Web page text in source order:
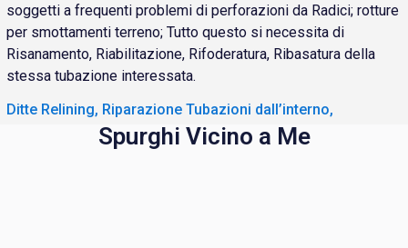
soggetti a frequenti problemi di perforazioni da Radici; rotture
per smottamenti terreno; Tutto questo si necessita di
Risanamento, Riabilitazione, Rifoderatura, Ribasatura della
stessa tubazione interessata.
Ditte Relining, Riparazione Tubazioni dall’interno,
Spurghi Vicino a Me